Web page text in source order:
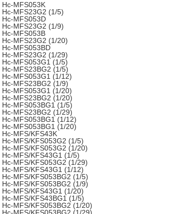
Hc-MFS053K
Hc-MFS23G2 (1/5)
Hc-MFS053D
Hc-MFS23G2 (1/9)
Hc-MFS053B
Hc-MFS23G2 (1/20)
Hc-MFS053BD
Hc-MFS23G2 (1/29)
Hc-MFS053G1 (1/5)
Hc-MFS23BG2 (1/5)
Hc-MFS053G1 (1/12)
Hc-MFS23BG2 (1/9)
Hc-MFS053G1 (1/20)
Hc-MFS23BG2 (1/20)
Hc-MFS053BG1 (1/5)
Hc-MFS23BG2 (1/29)
Hc-MFS053BG1 (1/12)
Hc-MFS053BG1 (1/20)
Hc-MFS/KFS43K
Hc-MFS/KFS053G2 (1/5)
Hc-MFS/KFS053G2 (1/20)
Hc-MFS/KFS43G1 (1/5)
Hc-MFS/KFS053G2 (1/29)
Hc-MFS/KFS43G1 (1/12)
Hc-MFS/KFS053BG2 (1/5)
Hc-MFS/KFS053BG2 (1/9)
Hc-MFS/KFS43G1 (1/20)
Hc-MFS/KFS43BG1 (1/5)
Hc-MFS/KFS053BG2 (1/20)